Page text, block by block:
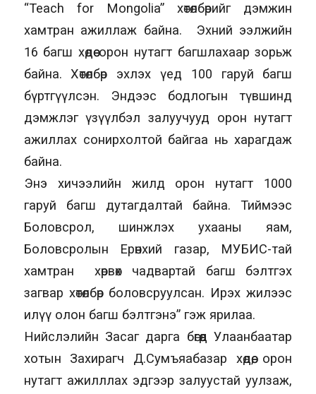
“Teach for Mongolia” хөтөлбөрийг дэмжин
хамтран ажиллаж байна. Эхний ээлжийн
16 багш хөдөө орон нутагт багшлахаар зорьж
байна. Хөтөлбөр эхлэх үед 100 гаруй багш
бүртгүүлсэн. Эндээс бодлогын түвшинд
дэмжлэг үзүүлбэл залуучууд орон нутагт
ажиллах сонирхолтой байгаа нь харагдаж
байна.
Энэ хичээлийн жилд орон нутагт 1000
гаруй багш дутагдалтай байна. Тиймээс
Боловсрол, шинжлэх ухааны яам,
Боловсролын Ерөнхий газар, МУБИС-тай
хамтран хөрвөх чадвартай багш бэлтгэх
загвар хөтөлбөр боловсруулсан. Ирэх жилээс
илүү олон багш бэлтгэнэ” гэж ярилаа.
Нийслэлийн Засаг дарга бөгөөд Улаанбаатар
хотын Захирагч Д.Сумъяабазар хөдөө, орон
нутагт ажилллах эдгээр залуустай уулзаж,